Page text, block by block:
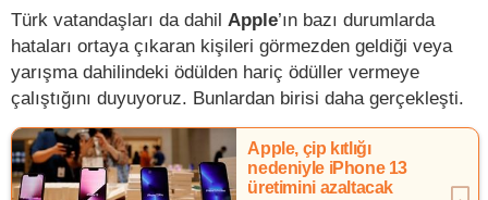
Türk vatandaşları da dahil Apple’ın bazı durumlarda
hataları ortaya çıkaran kişileri görmezden geldiği veya
yarışma dahilindeki ödülden hariç ödüller vermeye
çalıştığını duyuyoruz. Bunlardan birisi daha gerçekleşti.
Apple, çip kıtlığı
nedeniyle iPhone 13
üretimini azaltacak